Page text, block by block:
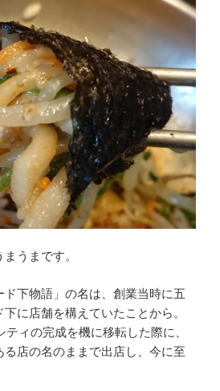
うまです。
ド下物語」の名は、創業当時に五
に店舗を構えていたことから。
ィの完成を機に移転した際に、
店の名のままで出店し、今に至